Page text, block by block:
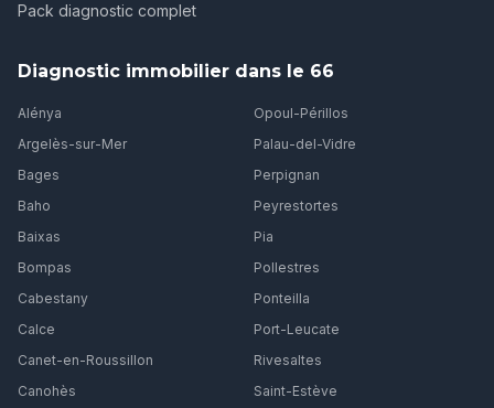
Pack diagnostic complet
Diagnostic immobilier dans le 66
Alénya
Argelès-sur-Mer
Bages
Baho
Baixas
Bompas
Cabestany
Calce
Canet-en-Roussillon
Canohès
Opoul-Périllos
Palau-del-Vidre
Perpignan
Peyrestortes
Pia
Pollestres
Ponteilla
Port-Leucate
Rivesaltes
Saint-Estève